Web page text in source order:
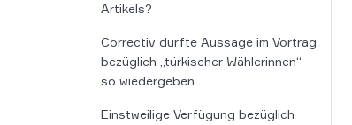
Artikels?
Correctiv durfte Aussage im Vortrag
bezüglich „türkischer Wählerinnen“
so wiedergeben
Einstweilige Verfügung bezüglich